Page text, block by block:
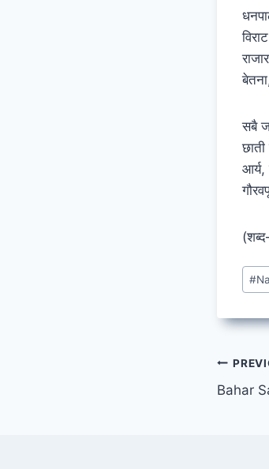
सबै
आर्य,
Post
#
Post
Bahar